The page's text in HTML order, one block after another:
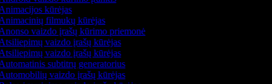
kūrėjas
filmukų kūrėjas
vaizdo įrašų kūrimo priemonė
vaizdo įrašų kūrėjas
vaizdo įrašų kūrėjas
subtitrų generatorius
vaizdo įrašų kūrėjas